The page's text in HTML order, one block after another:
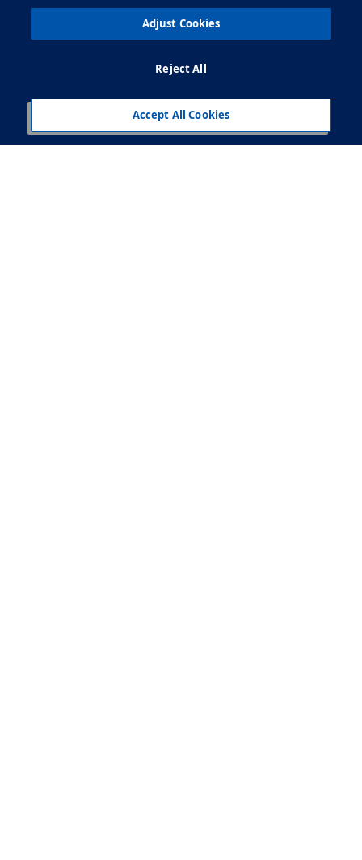
per interni a doppia tecnologia
PIR per interni a doppia
tecnologia, Classe 2, con lente
per interni a doppia
Sensore per interni di
doppia tecnologia, con
Adjust Cookies
Reject All
Accept All Cookies